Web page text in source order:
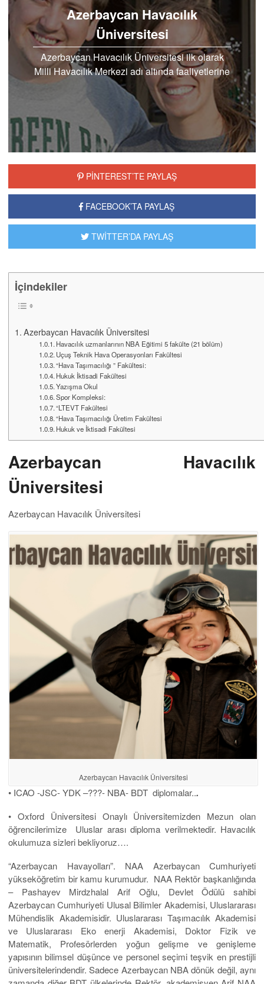
Azerbaycan Havacılık
Üniversitesi
Azerbaycan Havacılık Üniversitesi ilk olarak
Milli Havacılık Merkezi adı altında faaliyetlerine
başlamıştır. 1992 yılında kurulmuştu…
PİNTEREST’TE PAYLAŞ
FACEBOOK’TA PAYLAŞ
TWİTTER’DA PAYLAŞ
İçindekiler
Azerbaycan Havacılık Üniversitesi
Havacılık uzmanlarının NBA Eğitimi 5 fakülte (21 bölüm)
Uçuş Teknik Hava Operasyonları Fakültesi
“Hava Taşımacılığı ” Fakültesi:
Hukuk İktisadi Fakültesi
Yazışma Okul
Spor Kompleksi:
“LTEVT Fakültesi
“Hava Taşımacılığı Üretim Fakültesi
Hukuk ve İktisadi Fakültesi
Azerbaycan Havacılık
Üniversitesi
Azerbaycan Havacılık Üniversitesi
Azerbaycan Havacılık Üniversitesi
• ICAO -JSC- YDK –???- NBA- BDT diplomalar...
• Oxford Üniversitesi Onaylı Üniversitemizden Mezun olan
öğrencilerimize Uluslar arası diploma verilmektedir. Havacılık
okulumuza sizleri bekliyoruz….
“Azerbaycan Havayolları”. NAA Azerbaycan Cumhuriyeti
yükseköğretim bir kamu kurumudur. NAA Rektör başkanlığında
– Pashayev Mirdzhalal Arif Oğlu, Devlet Ödülü sahibi
Azerbaycan Cumhuriyeti Ulusal Bilimler Akademisi, Uluslararası
Mühendislik Akademisidir. Uluslararası Taşımacılık Akademisi
ve Uluslararası Eko enerji Akademisi, Doktor Fizik ve
Matematik, Profesörlerden yoğun gelişme ve genişleme
yapısının bilimsel düşünce ve personel seçimi teşvik en prestijli
üniversitelerindendir. Sadece Azerbaycan NBA dönük değil, aynı